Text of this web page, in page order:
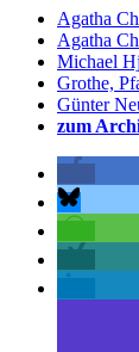
Agatha
Agatha
Michael
Grothe,
Günter
zum